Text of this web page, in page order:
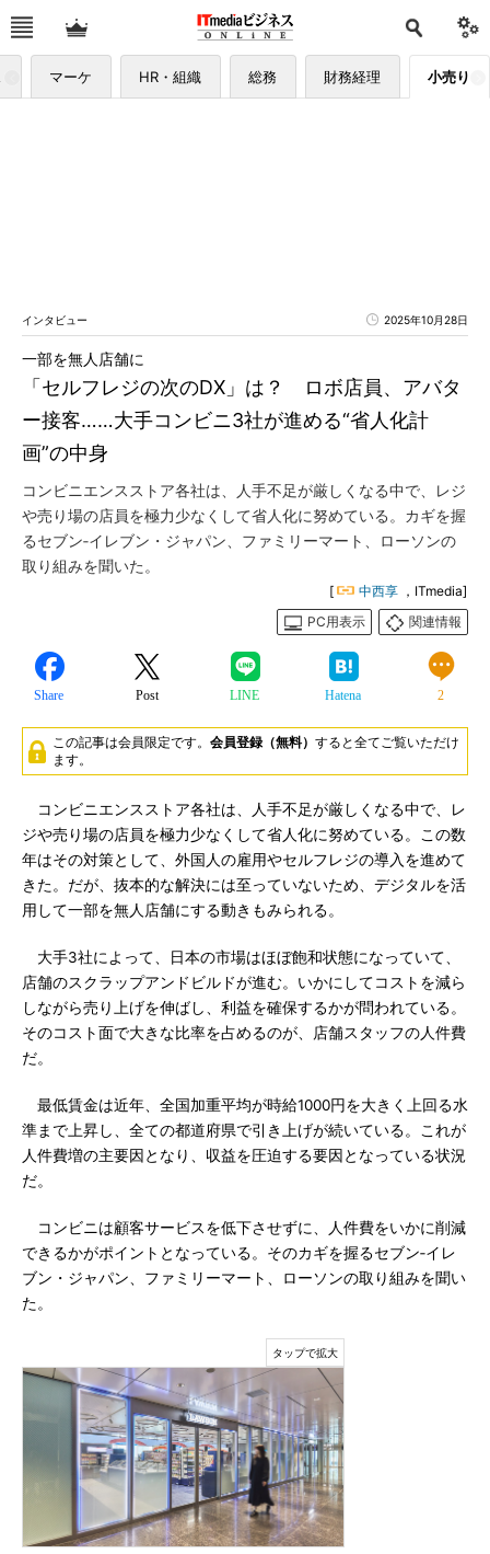
マーケ HR・組織 総務 財務経理 小売り
インタビュー 2025年10月28日
「セルフレジの次のDX」は？ ロボ店員、アバタ
ー接客……大手コンビニ3社が進める“省人化計
画”の中身
一部を無人店舗に
コンビニエンスストア各社は、人手不足が厳しくなる中で、レジ
や売り場の店員を極力少なくして省人化に努めている。カギを握
るセブン‐イレブン・ジャパン、ファミリーマート、ローソンの
取り組みを聞いた。
[ 中西享 ，ITmedia]
PC用表示
関連情報
Share Post LINE Hatena 2
この記事は会員限定です。 会員登録（無料） すると全てご覧いただけ
ます。
コンビニエンスストア各社は、人手不足が厳しくなる中で、レ
ジや売り場の店員を極力少なくして省人化に努めている。この数
年はその対策として、外国人の雇用やセルフレジの導入を進めて
きた。だが、抜本的な解決には至っていないため、デジタルを活
用して一部を無人店舗にする動きもみられる。
大手3社によって、日本の市場はほぼ飽和状態になっていて、
店舗のスクラップアンドビルドが進む。いかにしてコストを減ら
しながら売り上げを伸ばし、利益を確保するかが問われている。
そのコスト面で大きな比率を占めるのが、店舗スタッフの人件費
だ。
最低賃金は近年、全国加重平均が時給1000円を大きく上回る水
準まで上昇し、全ての都道府県で引き上げが続いている。これが
人件費増の主要因となり、収益を圧迫する要因となっている状況
だ。
コンビニは顧客サービスを低下させずに、人件費をいかに削減
できるかがポイントとなっている。そのカギを握るセブン‐イレ
ブン・ジャパン、ファミリーマート、ローソンの取り組みを聞い
た。